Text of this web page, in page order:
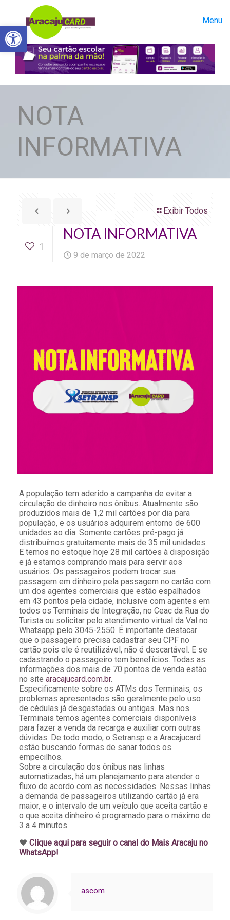
Abrir a barra de ferramentas
Menu
NOTA
INFORMATIVA
Exibir Todos
1
NOTA INFORMATIVA
9 de março de 2022
A população tem aderido a campanha de evitar a
circulação de dinheiro nos ônibus. Atualmente são
produzidos mais de 1,2 mil cartões por dia para
população, e os usuários adquirem entorno de 600
unidades ao dia. Somente cartões pré-pago já
distribuímos gratuitamente mais de 35 mil unidades.
E temos no estoque hoje 28 mil cartões à disposição
e já estamos comprando mais para servir aos
usuários. Os passageiros podem trocar sua
passagem em dinheiro pela passagem no cartão com
um dos agentes comerciais que estão espalhados
em 43 pontos pela cidade, inclusive com agentes em
todos os Terminais de Integração, no Ceac da Rua do
Turista ou solicitar pelo atendimento virtual da Val no
Whatsapp pelo 3045-2550. É importante destacar
que o passageiro precisa cadastrar seu CPF no
cartão pois ele é reutilizável, não é descartável. E se
cadastrando o passageiro tem benefícios. Todas as
informações dos mais de 70 pontos de venda estão
no site aracajucard.com.br.
Especificamente sobre os ATMs dos Terminais, os
problemas apresentados são geralmente pelo uso
de cédulas já desgastadas ou antigas. Mas nos
Terminais temos agentes comerciais disponíveis
para fazer a venda da recarga e auxiliar com outras
dúvidas. De todo modo, o Setransp e a Aracajucard
estão buscando formas de sanar todos os
empecilhos.
Sobre a circulação dos ônibus nas linhas
automatizadas, há um planejamento para atender o
fluxo de acordo com as necessidades. Nessas linhas
a demanda de passageiros utilizando cartão já era
maior, e o intervalo de um veículo que aceita cartão e
o que aceita dinheiro é programado para o máximo de
3 a 4 minutos.
♥️ Clique aqui para seguir o canal do Mais Aracaju no
WhatsApp!
ascom